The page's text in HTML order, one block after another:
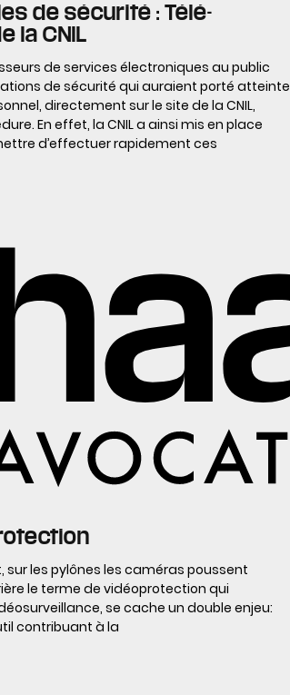
de sécurité : Télé-
la CNIL
de services électroniques au public
de sécurité qui auraient porté atteinte
directement sur le site de la CNIL,
En effet, la CNIL a ainsi mis en place
d’effectuer rapidement ces
sur les pylônes les caméras poussent
le terme de vidéoprotection qui
se cache un double enjeu:
contribuant à la